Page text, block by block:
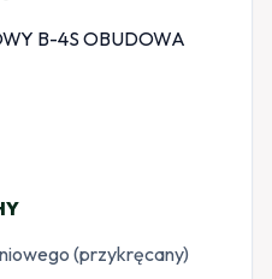
(przykręcany)